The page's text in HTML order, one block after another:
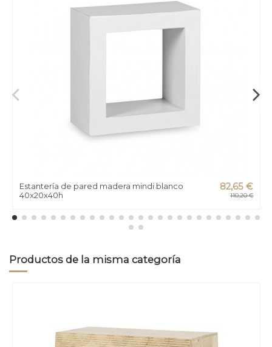
Estantería de pared madera mindi blanco
40x20x40h
82,65 €
110,20 €
Productos de la misma categoría